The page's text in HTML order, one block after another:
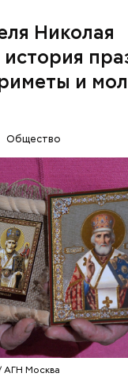
Николая
и
Общество
АГН Москва
в Малую Азию. В
очень трудной.
быть
и даже смерти
от
Со
Мире. Он был
Ему
нескольких
силой
врача исцелял
и даже
РЕЛИГИЯ